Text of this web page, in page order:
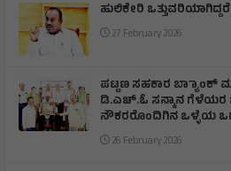
ಹುಲಿಕೇರಿ
27 February 2026
ಪಟ್ಟಣ ಸಹಕಾರ
ಡಿ.ಎಚ್.ಓ ಸನ್ಮಾನ
ನೌಕರರೊಂದಿಗಿನ ಒಳ್ಳೆಯ
26 February 2026